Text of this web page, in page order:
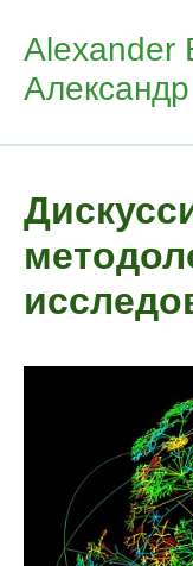
content
Alexander